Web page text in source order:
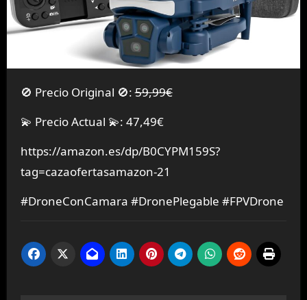
🚫 Precio Original 🚫:59,99€
💫 Precio Actual 💫: 47,49€
https://amazon.es/dp/B0CYPM159S?
tag=cazaofertasamazon-21
#DroneConCamara #DronePlegable #FPVDrone